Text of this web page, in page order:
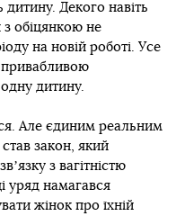
Декого навіть
з обіцянкою не
на новій роботі. Усе
привабливою
дитину.
Але єдиним реальним
закон, який
з вагітністю
уряд намагався
жінок про їхній